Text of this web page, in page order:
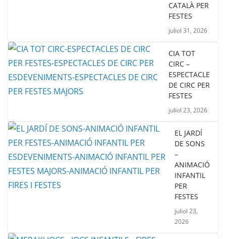
CATALÀ PER
FESTES
juliol 31, 2026
CIA TOT
CIRC –
ESPECTACLE
DE CIRC PER
FESTES
juliol 23, 2026
EL JARDÍ
DE SONS
–
ANIMACIÓ
INFANTIL
PER
FESTES
juliol 23,
2026